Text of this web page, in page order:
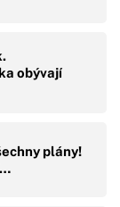
obývají
plány!